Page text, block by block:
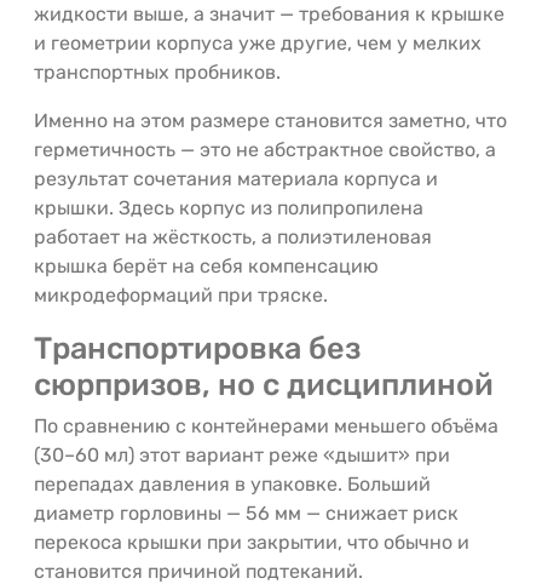
жидкости выше, а значит — требования к крышке
и геометрии корпуса уже другие, чем у мелких
транспортных пробников.
Именно на этом размере становится заметно, что
герметичность — это не абстрактное свойство, а
результат сочетания материала корпуса и
крышки. Здесь корпус из полипропилена
работает на жёсткость, а полиэтиленовая
крышка берёт на себя компенсацию
микродеформаций при тряске.
Транспортировка без
сюрпризов, но с дисциплиной
По сравнению с контейнерами меньшего объёма
(30–60 мл) этот вариант реже «дышит» при
перепадах давления в упаковке. Больший
диаметр горловины — 56 мм — снижает риск
перекоса крышки при закрытии, что обычно и
становится причиной подтеканий.